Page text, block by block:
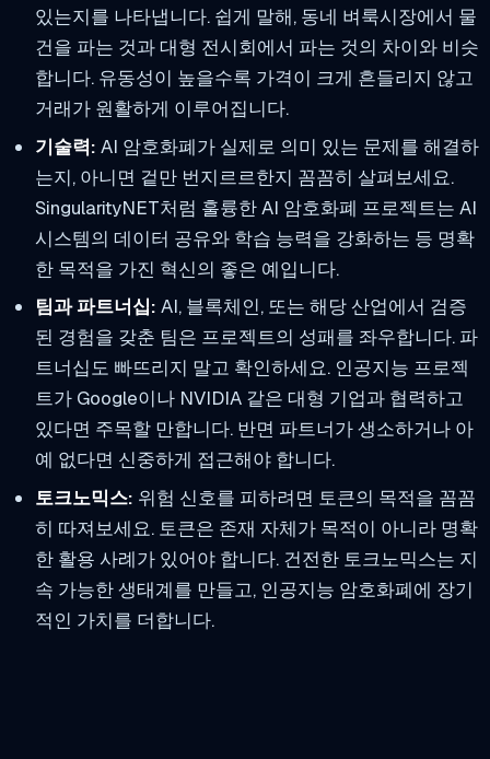
있는지를 나타냅니다. 쉽게 말해, 동네 벼룩시장에서 물
건을 파는 것과 대형 전시회에서 파는 것의 차이와 비슷
합니다. 유동성이 높을수록 가격이 크게 흔들리지 않고
거래가 원활하게 이루어집니다.
기술력: AI 암호화폐가 실제로 의미 있는 문제를 해결하
는지, 아니면 겉만 번지르르한지 꼼꼼히 살펴보세요.
SingularityNET처럼 훌륭한 AI 암호화폐 프로젝트는 AI
시스템의 데이터 공유와 학습 능력을 강화하는 등 명확
한 목적을 가진 혁신의 좋은 예입니다.
팀과 파트너십: AI, 블록체인, 또는 해당 산업에서 검증
된 경험을 갖춘 팀은 프로젝트의 성패를 좌우합니다. 파
트너십도 빠뜨리지 말고 확인하세요. 인공지능 프로젝
트가 Google이나 NVIDIA 같은 대형 기업과 협력하고
있다면 주목할 만합니다. 반면 파트너가 생소하거나 아
예 없다면 신중하게 접근해야 합니다.
토크노믹스: 위험 신호를 피하려면 토큰의 목적을 꼼꼼
히 따져보세요. 토큰은 존재 자체가 목적이 아니라 명확
한 활용 사례가 있어야 합니다. 건전한 토크노믹스는 지
속 가능한 생태계를 만들고, 인공지능 암호화폐에 장기
적인 가치를 더합니다.